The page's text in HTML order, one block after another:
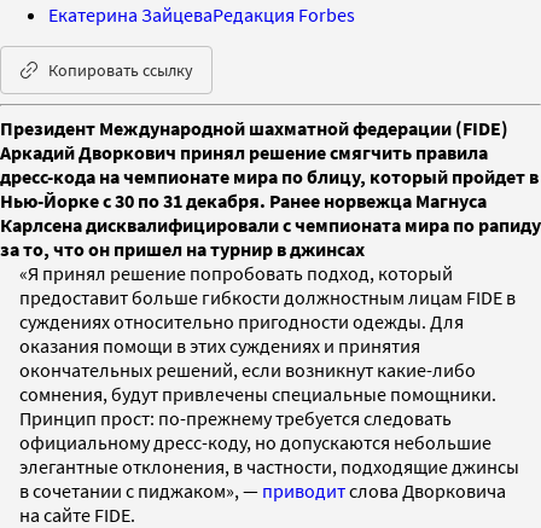
Екатерина ЗайцеваРедакция Forbes
Копировать ссылку
Президент Международной шахматной федерации (FIDE)
Аркадий Дворкович принял решение смягчить правила
дресс-кода на чемпионате мира по блицу, который пройдет в
Нью-Йорке с 30 по 31 декабря. Ранее норвежца Магнуса
Карлсена дисквалифицировали с чемпионата мира по рапиду
за то, что он пришел на турнир в джинсах
«Я принял решение попробовать подход, который
предоставит больше гибкости должностным лицам FIDE в
суждениях относительно пригодности одежды. Для
оказания помощи в этих суждениях и принятия
окончательных решений, если возникнут какие-либо
сомнения, будут привлечены специальные помощники.
Принцип прост: по-прежнему требуется следовать
официальному дресс-коду, но допускаются небольшие
элегантные отклонения, в частности, подходящие джинсы
в сочетании с пиджаком», — приводитслова Дворковича
на сайте FIDE.